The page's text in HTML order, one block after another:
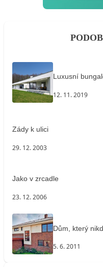
Luxusní
12. 11. 2019
Zády k ulici
29. 12. 2003
Jako v zrcadle
23. 12. 2006
Dům, který
5. 6. 2011